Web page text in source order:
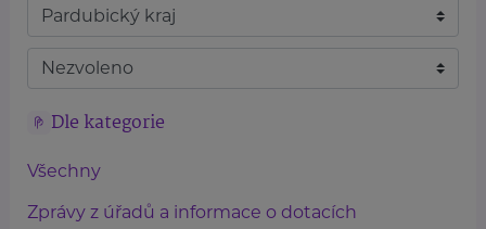
Dle kategorie
Všechny
Zprávy z úřadů a informace o dotacích